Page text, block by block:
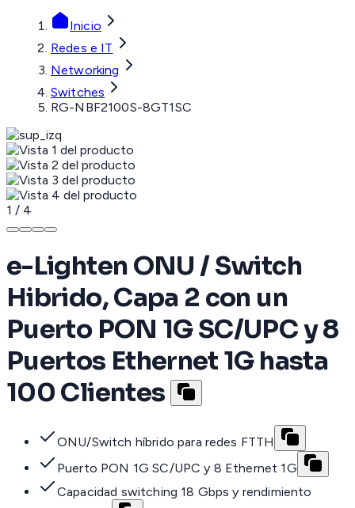
Inicio
Redes e IT
Networking
Switches
RG-NBF2100S-8GT1SC
1 / 4
e-Lighten ONU / Switch
Hibrido, Capa 2 con un
Puerto PON 1G SC/UPC y 8
Puertos Ethernet 1G hasta
100 Clientes
ONU/Switch híbrido para redes FTTH
Puerto PON 1G SC/UPC y 8 Ethernet 1G
Capacidad switching 18 Gbps y rendimiento